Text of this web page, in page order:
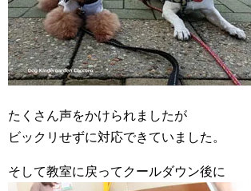
たくさん声をかけられましたが
ビックリせずに対応できていました。
そして教室に戻ってクールダウン後に